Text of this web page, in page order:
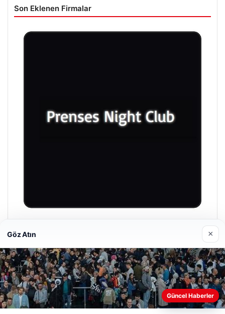
Son Eklenen Firmalar
Prenses Night Club
Web sitemizi nasıl kullandığınızı daha iyi anlayabilmek,
Göz Atın ×
Güncel Haberler